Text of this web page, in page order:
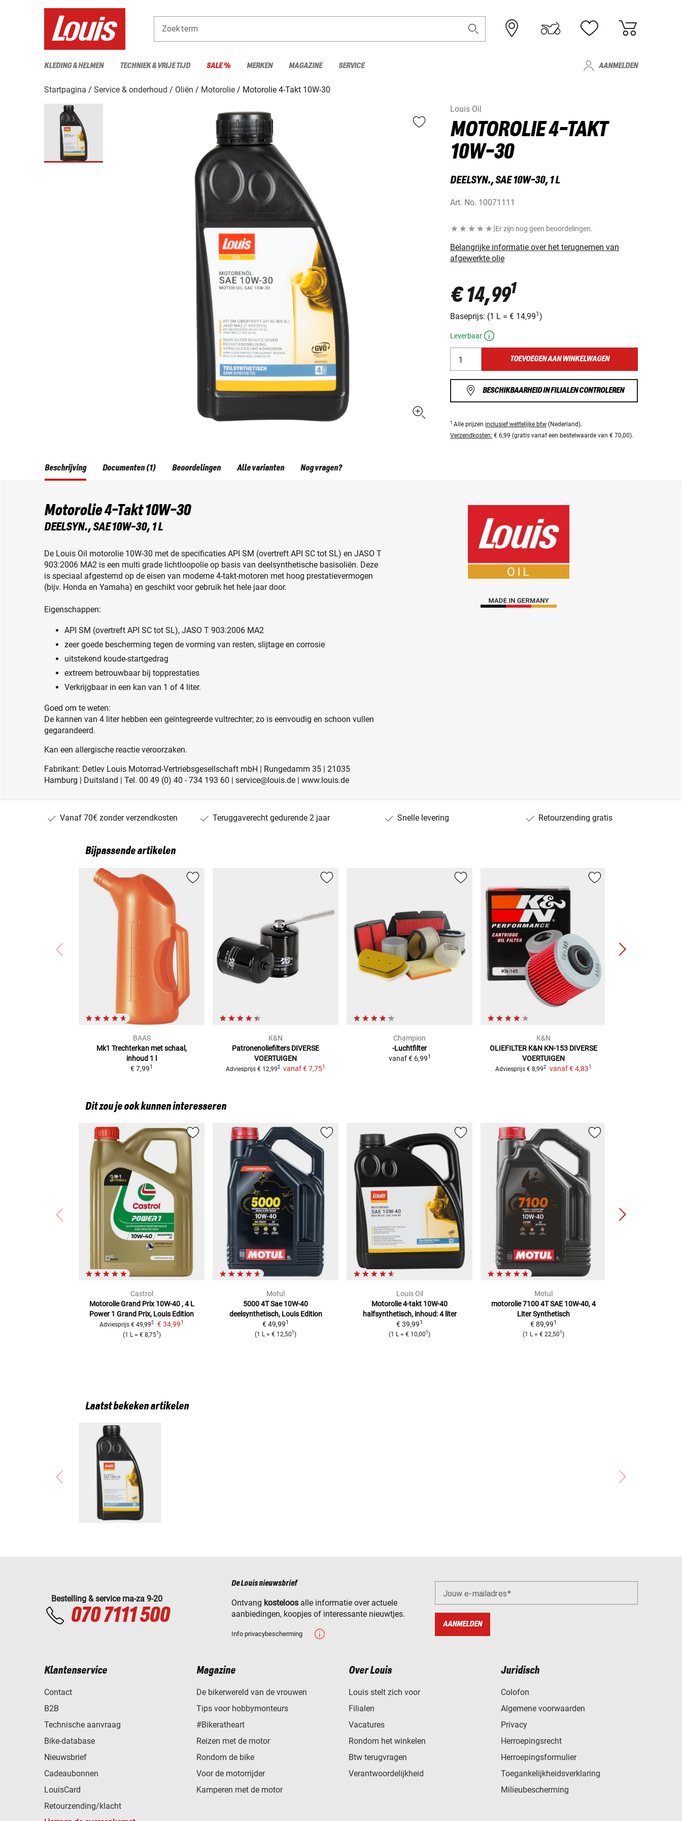
Zoekterm
KLEDING & HELMEN TECHNIEK & VRIJE TIJD SALE % MERKEN MAGAZINE SERVICE AANMELDEN
Startpagina Service & onderhoud Oliën Motorolie
Motorolie 4-Takt 10W-30
Louis Oil
MOTOROLIE 4-TAKT
10W-30
DEELSYN., SAE 10W-30, 1 L
Art. No. 10071111
|Er zijn nog geen beoordelingen.
Belangrijke informatie over het terugnemen van
afgewerkte olie
€ 14,991
Baseprijs: (1 L = € 14,991)
Leverbaar
TOEVOEGEN AAN WINKELWAGEN
BESCHIKBAARHEID IN FILIALEN CONTROLEREN
1 Alle prijzen inclusief wettelijke btw (Nederland).
Verzendkosten: € 6,99 (gratis vanaf een bestelwaarde van € 70,00).
Beschrijving
Motorolie 4-Takt 10W-30
DEELSYN., SAE 10W-30, 1 L
De Louis Oil motorolie 10W-30 met de specificaties API SM (overtreft API SC tot SL) en JASO T
903:2006 MA2 is een multi grade lichtloopolie op basis van deelsynthetische basisoliën. Deze
is speciaal afgestemd op de eisen van moderne 4-takt-motoren met hoog prestatievermogen
(bijv. Honda en Yamaha) en geschikt voor gebruik het hele jaar door.
Eigenschappen:
API SM (overtreft API SC tot SL), JASO T 903:2006 MA2
zeer goede bescherming tegen de vorming van resten, slijtage en corrosie
uitstekend koude-startgedrag
extreem betrouwbaar bij topprestaties
Verkrijgbaar in een kan van 1 of 4 liter.
Goed om te weten:
De kannen van 4 liter hebben een geïntegreerde vultrechter; zo is eenvoudig en schoon vullen
gegarandeerd.
Kan een allergische reactie veroorzaken.
Fabrikant: Detlev Louis Motorrad-Vertriebsgesellschaft mbH | Rungedamm 35 | 21035
Hamburg | Duitsland | Tel. 00 49 (0) 40 - 734 193 60 | service@louis.de | www.louis.de
Documenten (1) Beoordelingen Alle varianten Nog vragen?
Vanaf 70€ zonder verzendkosten Teruggaverecht gedurende 2 jaar Snelle levering Retourzending gratis
Bijpassende artikelen
BAAS
Mk1 Trechterkan met schaal,
inhoud 1 l
€ 7,991
K&N
Patronenoliefilters DIVERSE
VOERTUIGEN
Adviesprijs € 12,992 vanaf€ 7,751
Champion
-Luchtfilter
vanaf € 6,991
K&N
OLIEFILTER K&N KN-153 DIVERSE
VOERTUIGEN
Adviesprijs € 8,992 vanaf € 4,831
Dit zou je ook kunnen interesseren
Castrol
Motorolie Grand Prix 10W-40 , 4 L
Power 1 Grand Prix, Louis Edition
Adviesprijs € 49,992 € 34,991
(1 L = € 8,751 )
Motul
5000 4T Sae 10W-40
deelsynthetisch, Louis Edition
€ 49,991
(1 L = € 12,501 )
Louis Oil
Motorolie 4-takt 10W-40
halfsynthetisch, inhoud: 4 liter
€ 39,991
(1 L = € 10,001 )
Motul
motorolie 7100 4T SAE 10W-40, 4
LiterSynthetisch
€ 89,991
(1 L = € 22,501 )
Laatst bekeken artikelen
Bestelling & service ma-za 9-20
070 7111 500
De Louis nieuwsbrief
Ontvang kosteloos alle informatie over actuele
aanbiedingen, koopjes of interessante nieuwtjes.
Info privacybescherming
Jouw e-mailadres
AANMELDEN
Klantenservice
Contact
B2B
Technische aanvraag
Bike-database
Nieuwsbrief
Cadeaubonnen
LouisCard
Retourzending/klacht
Magazine
De bikerwereld van de vrouwen
Tips voor hobbymonteurs
#Bikeratheart
Reizen met de motor
Rondom de bike
Voor de motorrijder
Kamperen met de motor
Over Louis
Louis stelt zich voor
Filialen
Vacatures
Rondom het winkelen
Btw terugvragen
Verantwoordelijkheid
Juridisch
Colofon
Algemene voorwaarden
Privacy
Herroepingsrecht
Herroepingsformulier
Toegankelijkheidsverklaring
Milieubescherming